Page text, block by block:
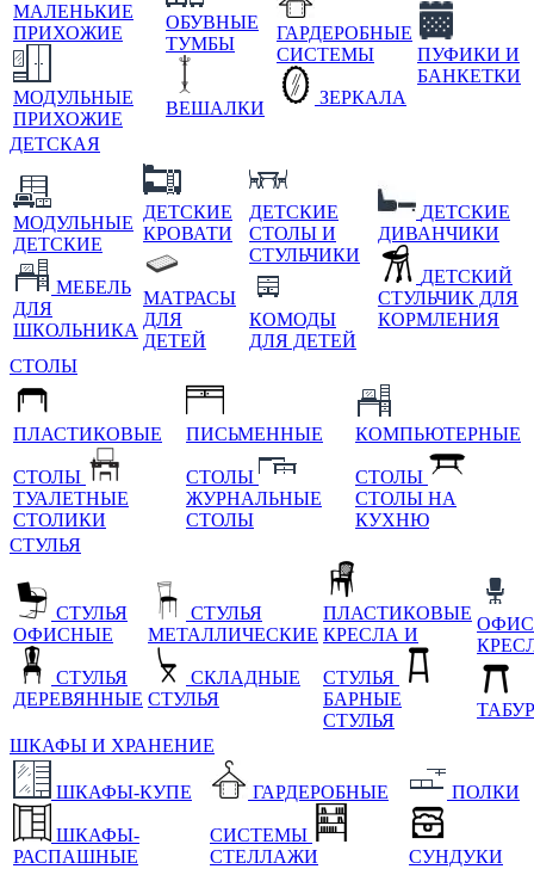
МАЛЕНЬКИЕ
ПРИХОЖИЕ
МОДУЛЬНЫЕ
ПРИХОЖИЕ
ОБУВНЫЕ
ТУМБЫ
ВЕШАЛКИ
ГАРДЕРОБНЫЕ
СИСТЕМЫ
ЗЕРКАЛА
ПУФИКИ И
БАНКЕТКИ
ДЕТСКАЯ
МОДУЛЬНЫЕ
ДЕТСКИЕ
МЕБЕЛЬ
ДЛЯ
ШКОЛЬНИКА
ДЕТСКИЕ
КРОВАТИ
МАТРАСЫ
ДЛЯ
ДЕТЕЙ
ДЕТСКИЕ
СТОЛЫ И
СТУЛЬЧИКИ
КОМОДЫ
ДЛЯ ДЕТЕЙ
ДЕТСКИЕ
ДИВАНЧИКИ
ДЕТСКИЙ
СТУЛЬЧИК ДЛЯ
КОРМЛЕНИЯ
СТОЛЫ
ПЛАСТИКОВЫЕ
СТОЛЫ
ТУАЛЕТНЫЕ
СТОЛИКИ
ПИСЬМЕННЫЕ
СТОЛЫ
ЖУРНАЛЬНЫЕ
СТОЛЫ
КОМПЬЮТЕРНЫЕ
СТОЛЫ
СТОЛЫ НА
КУХНЮ
СТУЛЬЯ
СТУЛЬЯ
ОФИСНЫЕ
СТУЛЬЯ
ДЕРЕВЯННЫЕ
СТУЛЬЯ
МЕТАЛЛИЧЕСКИЕ
СКЛАДНЫЕ
СТУЛЬЯ
ПЛАСТИКОВЫЕ
КРЕСЛА И
СТУЛЬЯ
БАРНЫЕ
СТУЛЬЯ
ШКАФЫ И ХРАНЕНИЕ
ШКАФЫ-КУПЕ
ШКАФЫ-
РАСПАШНЫЕ
ГАРДЕРОБНЫЕ
СИСТЕМЫ
СТЕЛЛАЖИ
ПОЛКИ
СУНДУКИ